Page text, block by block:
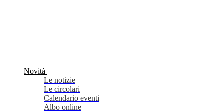
Novità
Le notizie
Le circolari
Calendario eventi
Albo online